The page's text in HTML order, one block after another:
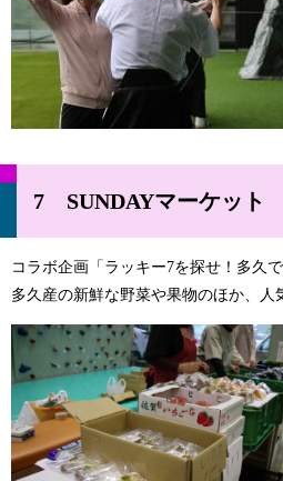
7 SUNDAYマーケット
コラボ企画「ラッキー7を探せ！多久
多久産の新鮮な野菜や果物のほか、人